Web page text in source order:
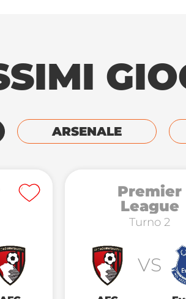
Premier
League
Turno 2
VS
ARSENALE